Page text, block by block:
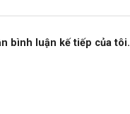
bình luận kế tiếp của tôi.